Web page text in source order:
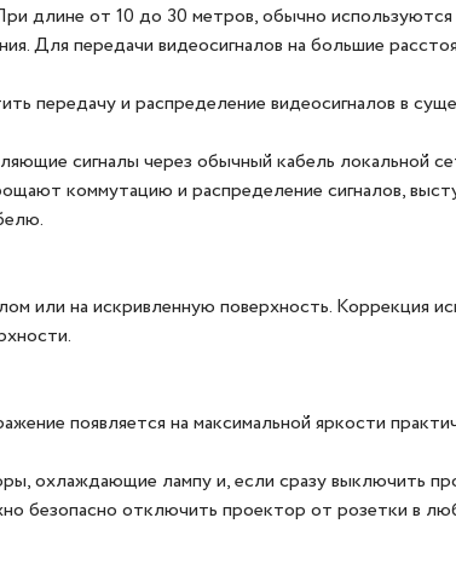
длине от 10 до 30 метров, обычно
Для передачи видеосигналов на большие
передачу и распределение видеосигналов в
сигналы через обычный кабель локальной
коммутацию и распределение сигналов,
или на искривленную поверхность. Коррекция
появляется на максимальной яркости
охлаждающие лампу и, если сразу выключить
безопасно отключить проектор от розетки в